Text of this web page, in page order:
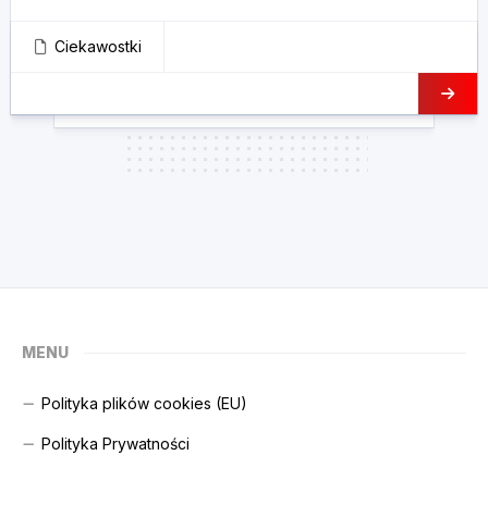
Ciekawostki
MENU
Polityka plików cookies (EU)
Polityka Prywatności